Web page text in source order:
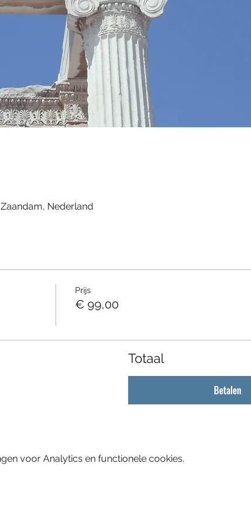
Nederland
Prijs
€ 99,00
Totaal
Betalen
voor Analytics en functionele cookies.